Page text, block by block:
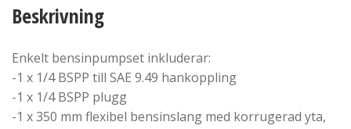
Beskrivning
Enkelt bensinpumpset inkluderar:
-1 x 1/4 BSPP till SAE 9.49 hankoppling
-1 x 1/4 BSPP plugg
-1 x 350 mm flexibel bensinslang med korrugerad yta,